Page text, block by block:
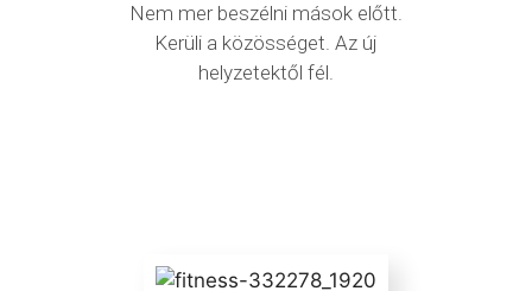
Nem mer beszélni mások előtt.
Kerüli a közösséget. Az új
helyzetektől fél.